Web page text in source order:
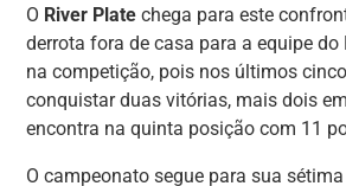
O River Plate chega para este
derrota fora de casa para a equipe
na competição, pois nos últimos
conquistar duas vitórias, mais dois
encontra na quinta posição com 11
O campeonato segue para sua